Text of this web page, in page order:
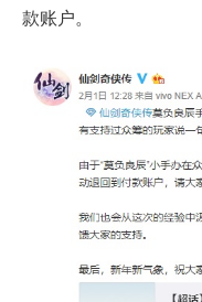
款账户。